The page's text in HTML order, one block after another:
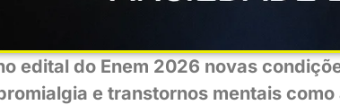
edital do Enem 2026 novas
e transtornos mentais como